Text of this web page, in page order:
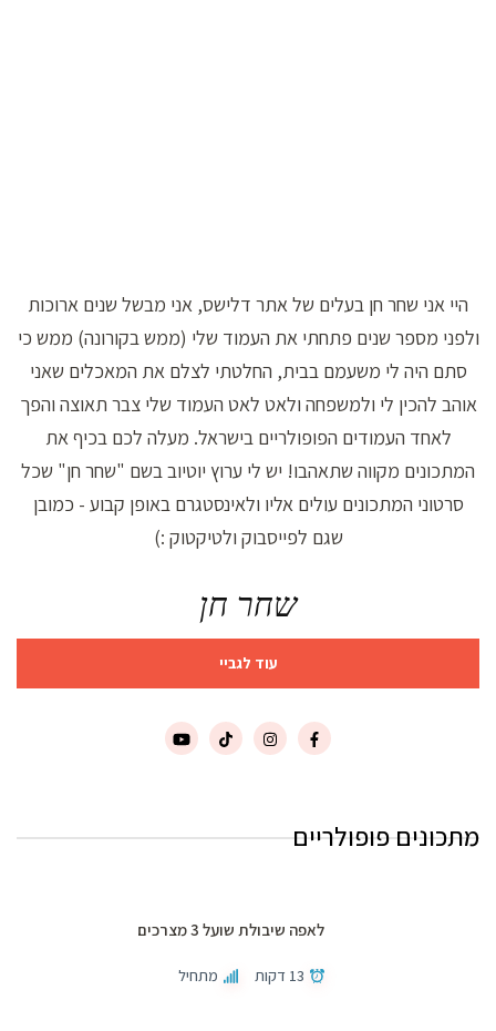
היי אני שחר חן בעלים של אתר דלישס, אני מבשל שנים ארוכות
ולפני מספר שנים פתחתי את העמוד שלי (ממש בקורונה) ממש כי
סתם היה לי משעמם בבית, החלטתי לצלם את המאכלים שאני
אוהב להכין לי ולמשפחה ולאט לאט העמוד שלי צבר תאוצה והפך
לאחד העמודים הפופולריים בישראל. מעלה לכם בכיף את
המתכונים מקווה שתאהבו! יש לי ערוץ יוטיוב בשם "שחר חן" שכל
סרטוני המתכונים עולים אליו ולאינסטגרם באופן קבוע - כמובן
שגם לפייסבוק ולטיקטוק :)
שחר חן
עוד לגביי
מתכונים פופולריים
לאפה שיבולת שועל 3 מצרכים
13 דקות מתחיל